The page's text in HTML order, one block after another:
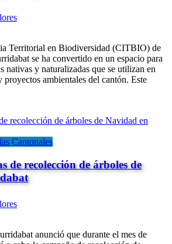
Territorial en Biodiversidad (CITBIO) de
se ha convertido en un espacio para
nativas y naturalizadas que se utilizan en
proyectos ambientales del cantón. Este
Cantonales
de recolección de árboles de
anunció que durante el mes de